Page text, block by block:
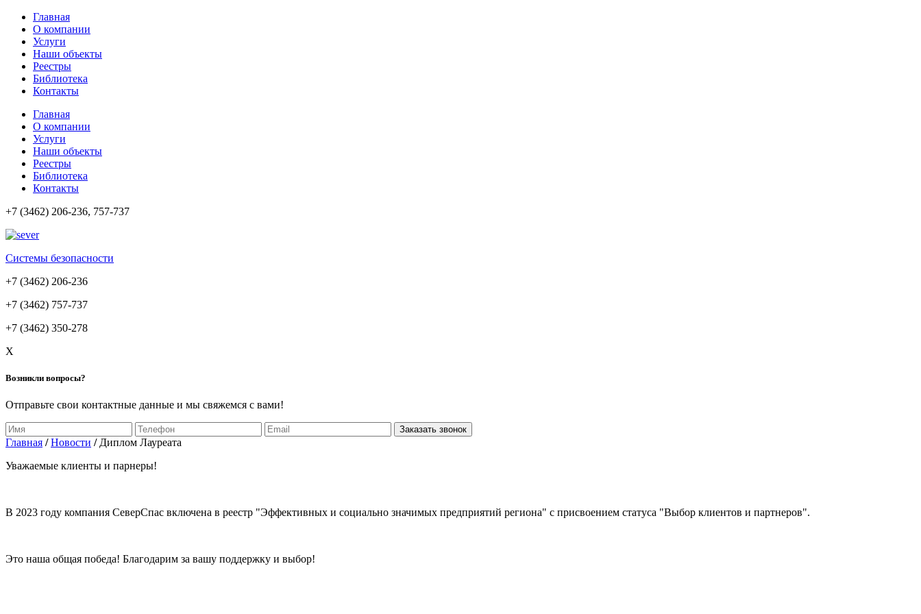
Главная
О компании
Услуги
Наши объекты
Реестры
Библиотека
Контакты
Главная
О компании
Услуги
Наши объекты
Реестры
Библиотека
Контакты
+7 (3462) 206-236, 757-737
Cистемы безопасности
+7 (3462) 206-236
+7 (3462) 757-737
+7 (3462) 350-278
X
Возникли вопросы?
Отправьте свои контактные данные и мы свяжемся с вами!
Заказать звонок
Главная / Новости /Диплом Лауреата
Уважаемые клиенты и парнеры!
В 2023 году компания СеверСпас включена в реестр "Эффективных и социально значимых предприятий региона" с присвоением статуса "Выбор клиентов и партнеров".
Это наша общая победа! Благодарим за вашу поддержку и выбор!